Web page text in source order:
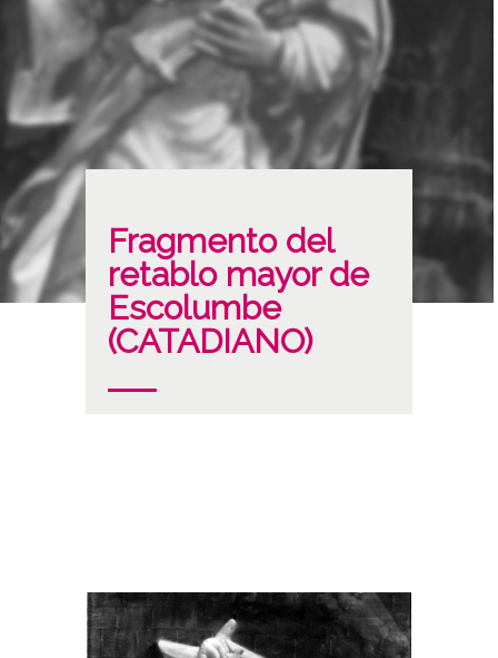
Fragmento del
retablo mayor de
Escolumbe
(CATADIANO)